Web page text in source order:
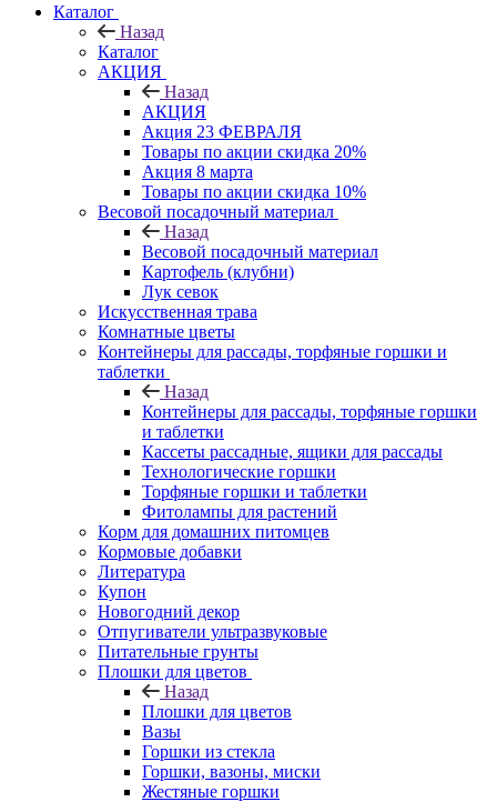
Каталог
Назад
Каталог
АКЦИЯ
Назад
АКЦИЯ
Акция 23 ФЕВРАЛЯ
Товары по акции скидка 20%
Акция 8 марта
Товары по акции скидка 10%
Весовой посадочный материал
Назад
Весовой посадочный материал
Картофель (клубни)
Лук севок
Искусственная трава
Комнатные цветы
Контейнеры для рассады, торфяные горшки и
таблетки
Назад
Контейнеры для рассады, торфяные горшки
и таблетки
Кассеты рассадные, ящики для рассады
Технологические горшки
Торфяные горшки и таблетки
Фитолампы для растений
Корм для домашних питомцев
Кормовые добавки
Литература
Купон
Новогодний декор
Отпугиватели ультразвуковые
Питательные грунты
Плошки для цветов
Назад
Плошки для цветов
Вазы
Горшки из стекла
Горшки, вазоны, миски
Жестяные горшки